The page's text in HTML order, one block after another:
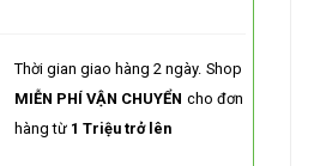
Thời gian giao hàng 2 ngày. Shop
MIỄN PHÍ VẬN CHUYỂN cho đơn
hàng từ 1 Triệu trở lên